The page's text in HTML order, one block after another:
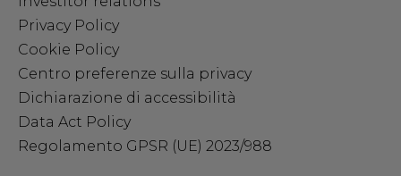
Privacy Policy
Cookie Policy
Centro preferenze sulla privacy
Dichiarazione di accessibilità
Data Act Policy
Regolamento GPSR (UE) 2023/988